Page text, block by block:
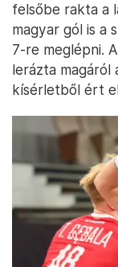
felsőbe rakta a
magyar gól is a
7-re meglépni.
lerázta
kísérletből ért